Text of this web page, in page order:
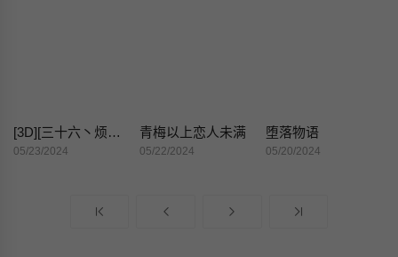
[3D][三十六丶烦恼]家庭淫乱·不伦换妻
05/23/2024
青梅以上恋人未满
05/22/2024
堕落物语
05/20/2024